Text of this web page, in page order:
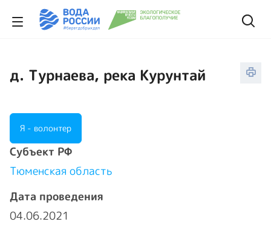
д. Турнаева, река Курунтай
Я - волонтер
Cубъект РФ
Тюменская область
Дата проведения
04.06.2021